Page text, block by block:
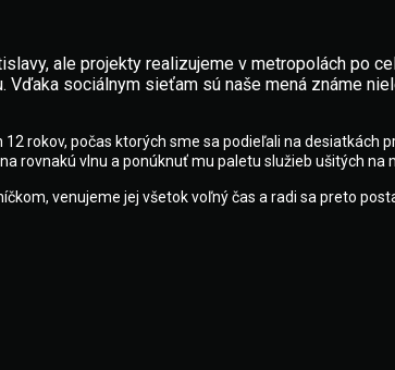
ale projekty realizujeme v metropolách po
sociálnym sieťam sú naše mená známe
rokov, počas ktorých sme sa podieľali na
rovnakú vlnu a ponúknuť mu paletu služieb ušitých na
venujeme jej všetok voľný čas a radi sa preto